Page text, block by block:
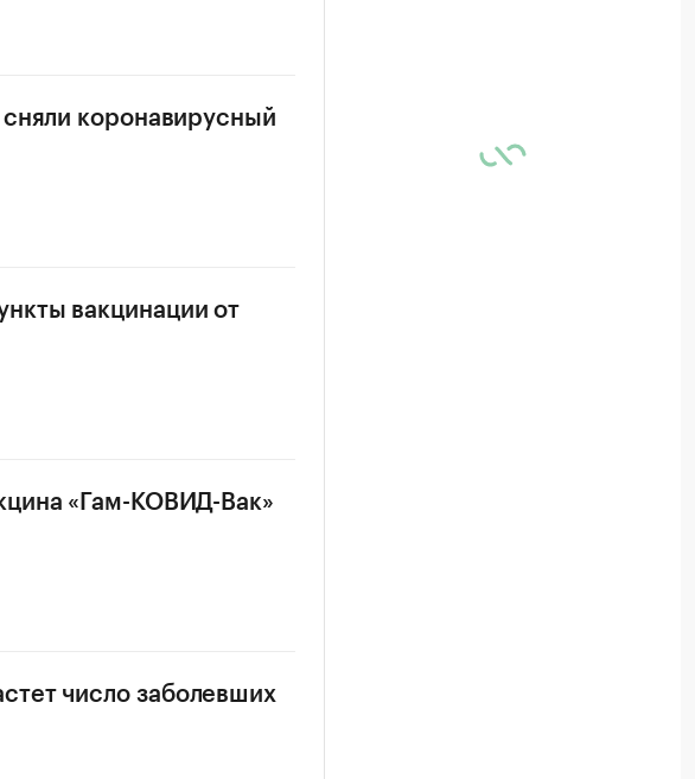
коронавирусный
вакцинации от
«Гам-КОВИД-Вак»
число заболевших